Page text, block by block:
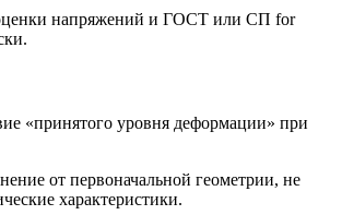
напряжений и ГОСТ или СП for
«принятого уровня деформации» при
от первоначальной геометрии, не
характеристики.